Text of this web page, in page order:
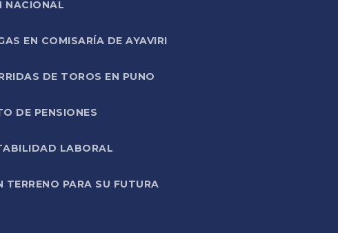
NACIONAL
EN COMISARÍA DE AYAVIRI
DE TOROS EN PUNO
DE PENSIONES
LABORAL
PARA SU FUTURA